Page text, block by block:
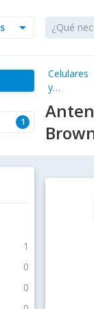
arrow_drop_down
Celulares
y
1
1
0
0